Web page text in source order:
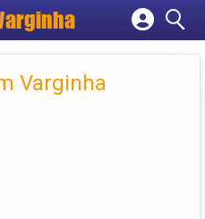
empresa
conta
Varginha